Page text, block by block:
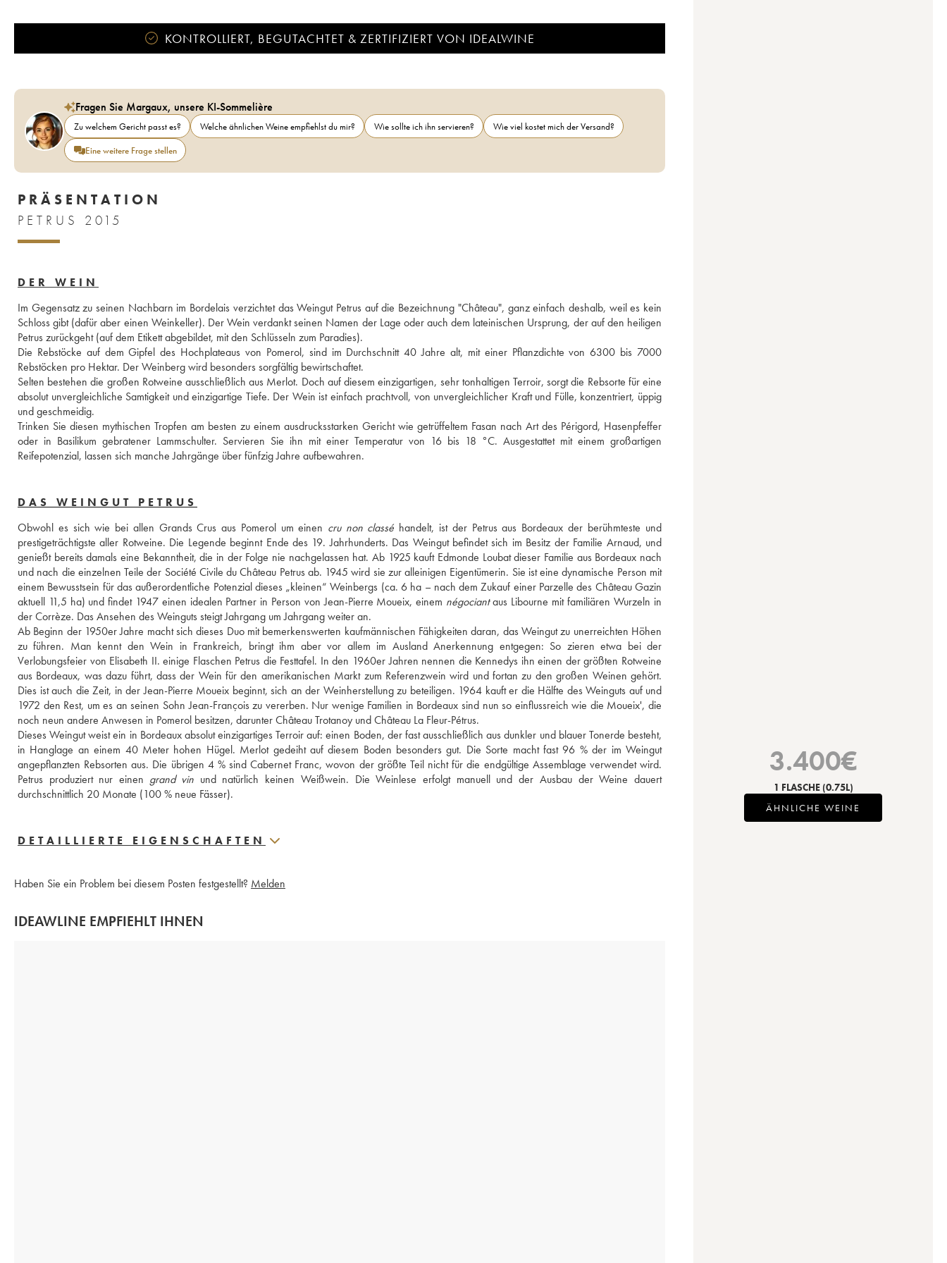
KONTROLLIERT, BEGUTACHTET & ZERTIFIZIERT VON IDEALWINE
Fragen Sie Margaux, unsere KI-Sommelière
Zu welchem Gericht passt es? Welche ähnlichen Weine empfiehlst du mir? Wie sollte ich ihn servieren?
Wie viel kostet mich der Versand?
Eine weitere Frage stellen
PRÄSENTATION
PETRUS 2015
DER WEIN
Im Gegensatz zu seinen Nachbarn im Bordelais verzichtet das Weingut Petrus auf die Bezeichnung "Château", ganz einfach deshalb, weil es kein
Schloss gibt (dafür aber einen Weinkeller). Der Wein verdankt seinen Namen der Lage oder auch dem lateinischen Ursprung, der auf den heiligen
Petrus zurückgeht (auf dem Etikett abgebildet, mit den Schlüsseln zum Paradies).
Die Rebstöcke auf dem Gipfel des Hochplateaus von Pomerol, sind im Durchschnitt 40 Jahre alt, mit einer Pflanzdichte von 6300 bis 7000
Rebstöcken pro Hektar. Der Weinberg wird besonders sorgfältig bewirtschaftet.
Selten bestehen die großen Rotweine ausschließlich aus Merlot. Doch auf diesem einzigartigen, sehr tonhaltigen Terroir, sorgt die Rebsorte für eine
absolut unvergleichliche Samtigkeit und einzigartige Tiefe. Der Wein ist einfach prachtvoll, von unvergleichlicher Kraft und Fülle, konzentriert, üppig
und geschmeidig.
Trinken Sie diesen mythischen Tropfen am besten zu einem ausdrucksstarken Gericht wie getrüffeltem Fasan nach Art des Périgord, Hasenpfeffer
oder in Basilikum gebratener Lammschulter. Servieren Sie ihn mit einer Temperatur von 16 bis 18 °C. Ausgestattet mit einem großartigen
Reifepotenzial, lassen sich manche Jahrgänge über fünfzig Jahre aufbewahren.
DAS WEINGUT PETRUS
Obwohl es sich wie bei allen Grands Crus aus Pomerol um einen cru non classé handelt, ist der Petrus aus Bordeaux der berühmteste und
prestigeträchtigste aller Rotweine. Die Legende beginnt Ende des 19. Jahrhunderts. Das Weingut befindet sich im Besitz der Familie Arnaud, und
genießt bereits damals eine Bekanntheit, die in der Folge nie nachgelassen hat. Ab 1925 kauft Edmonde Loubat dieser Familie aus Bordeaux nach
und nach die einzelnen Teile der Société Civile du Château Petrus ab. 1945 wird sie zur alleinigen Eigentümerin. Sie ist eine dynamische Person mit
einem Bewusstsein für das außerordentliche Potenzial dieses „kleinen“ Weinbergs (ca. 6 ha – nach dem Zukauf einer Parzelle des Château Gazin
aktuell 11,5 ha) und findet 1947 einen idealen Partner in Person von Jean-Pierre Moueix, einem négociant aus Libourne mit familiären Wurzeln in
der Corrèze. Das Ansehen des Weinguts steigt Jahrgang um Jahrgang weiter an.
Ab Beginn der 1950er Jahre macht sich dieses Duo mit bemerkenswerten kaufmännischen Fähigkeiten daran, das Weingut zu unerreichten Höhen
zu führen. Man kennt den Wein in Frankreich, bringt ihm aber vor allem im Ausland Anerkennung entgegen: So zieren etwa bei der
Verlobungsfeier von Elisabeth II. einige Flaschen Petrus die Festtafel. In den 1960er Jahren nennen die Kennedys ihn einen der größten Rotweine
aus Bordeaux, was dazu führt, dass der Wein für den amerikanischen Markt zum Referenzwein wird und fortan zu den großen Weinen gehört.
Dies ist auch die Zeit, in der Jean-Pierre Moueix beginnt, sich an der Weinherstellung zu beteiligen. 1964 kauft er die Hälfte des Weinguts auf und
1972 den Rest, um es an seinen Sohn Jean-François zu vererben. Nur wenige Familien in Bordeaux sind nun so einflussreich wie die Moueix', die
noch neun andere Anwesen in Pomerol besitzen, darunter Château Trotanoy und Château La Fleur-Pétrus.
Dieses Weingut weist ein in Bordeaux absolut einzigartiges Terroir auf: einen Boden, der fast ausschließlich aus dunkler und blauer Tonerde besteht,
in Hanglage an einem 40 Meter hohen Hügel. Merlot gedeiht auf diesem Boden besonders gut. Die Sorte macht fast 96 % der im Weingut
angepflanzten Rebsorten aus. Die übrigen 4 % sind Cabernet Franc, wovon der größte Teil nicht für die endgültige Assemblage verwendet wird.
Petrus produziert nur einen grand vin und natürlich keinen Weißwein. Die Weinlese erfolgt manuell und der Ausbau der Weine dauert
durchschnittlich 20 Monate (100 % neue Fässer).
DETAILLIERTE EIGENSCHAFTEN
Haben Sie ein Problem bei diesem Posten festgestellt? Melden
IDEAWLINE EMPFIEHLT IHNEN
3.400€
1 FLASCHE (0.75L)
ÄHNLICHE WEINE